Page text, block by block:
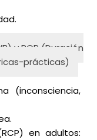
y RCP (Duración
prácticas)
(inconsciencia,
en adultos: